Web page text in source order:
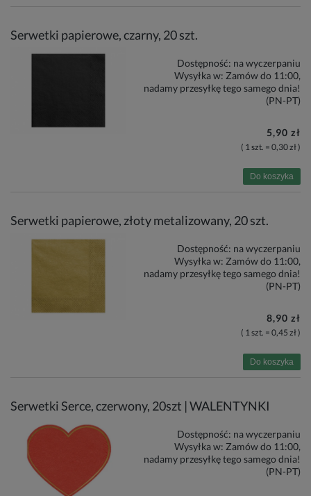
Serwetki papierowe, czarny, 20 szt.
Dostępność: na wyczerpaniu
Wysyłka w: Zamów do 11:00,
nadamy przesyłkę tego samego dnia!
(PN-PT)
5,90 zł
( 1 szt. = 0,30 zł )
Do koszyka
Serwetki papierowe, złoty metalizowany, 20 szt.
Dostępność: na wyczerpaniu
Wysyłka w: Zamów do 11:00,
nadamy przesyłkę tego samego dnia!
(PN-PT)
8,90 zł
( 1 szt. = 0,45 zł )
Do koszyka
Serwetki Serce, czerwony, 20szt | WALENTYNKI
Dostępność: na wyczerpaniu
Wysyłka w: Zamów do 11:00,
nadamy przesyłkę tego samego dnia!
(PN-PT)